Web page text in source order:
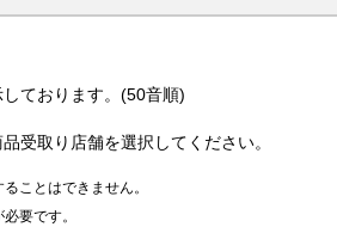
ております。(50音順)
受取り店舗を選択してください。
ことはできません。
要です。